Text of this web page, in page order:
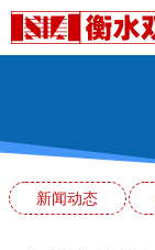
新闻动态